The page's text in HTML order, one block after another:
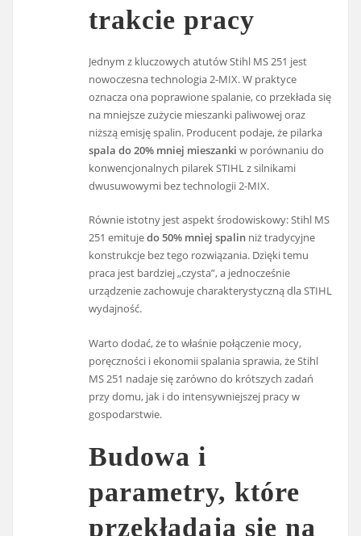
trakcie pracy
Jednym z kluczowych atutów Stihl MS 251 jest
nowoczesna technologia 2-MIX. W praktyce
oznacza ona poprawione spalanie, co przekłada się
na mniejsze zużycie mieszanki paliwowej oraz
niższą emisję spalin. Producent podaje, że pilarka
spala do 20% mniej mieszanki w porównaniu do
konwencjonalnych pilarek STIHL z silnikami
dwusuwowymi bez technologii 2-MIX.
Równie istotny jest aspekt środowiskowy: Stihl MS
251 emitujedo 50% mniej spalin niż tradycyjne
konstrukcje bez tego rozwiązania. Dzięki temu
praca jest bardziej „czysta”, a jednocześnie
urządzenie zachowuje charakterystyczną dla STIHL
wydajność.
Warto dodać, że to właśnie połączenie mocy,
poręczności i ekonomii spalania sprawia, że Stihl
MS 251 nadaje się zarówno do krótszych zadań
przy domu, jak i do intensywniejszej pracy w
gospodarstwie.
Budowa i
parametry, które
przekładają się na